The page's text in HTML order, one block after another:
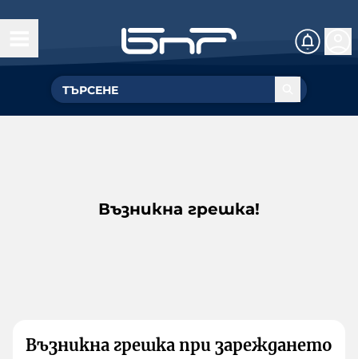
Възникна грешка!
Възникна грешка при зареждането